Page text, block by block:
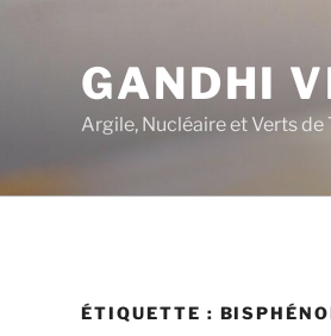
GANDHI
Argile, Nucléaire et Verts de
ÉTIQUETTE :